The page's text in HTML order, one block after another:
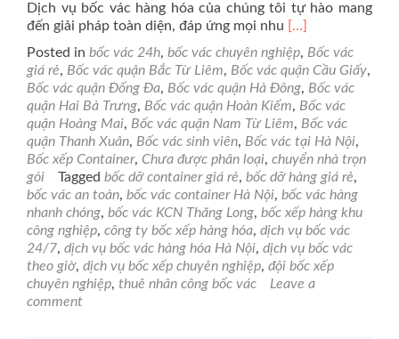
Dịch vụ bốc vác hàng hóa của chúng tôi tự hào mang
đến giải pháp toàn diện, đáp ứng mọi nhu Read
about
Dịch
vụ
bốc
vác
hàng
hóa
chuyên
nghiệp
tại
các
Khu
công
nghiệp
[…]
Posted in bốc vác 24h, bốc vác chuyên nghiệp, Bốc vác
giá rẻ, Bốc vác quận Bắc Từ Liêm, Bốc vác quận Cầu Giấy,
Bốc vác quận Đống Đa, Bốc vác quận Hà Đông, Bốc vác
quận Hai Bà Trưng, Bốc vác quận Hoàn Kiếm, Bốc vác
quận Hoàng Mai, Bốc vác quận Nam Từ Liêm, Bốc vác
quận Thanh Xuân, Bốc vác sinh viên, Bốc vác tại Hà Nội,
Bốc xếp Container, Chưa được phân loại, chuyển nhà trọn
gói
Tagged bốc dỡ container giá rẻ, bốc dỡ hàng giá rẻ,
bốc vác an toàn, bốc vác container Hà Nội, bốc vác hàng
nhanh chóng, bốc vác KCN Thăng Long, bốc xếp hàng khu
công nghiệp, công ty bốc xếp hàng hóa, dịch vụ bốc vác
24/7, dịch vụ bốc vác hàng hóa Hà Nội, dịch vụ bốc vác
theo giờ, dịch vụ bốc xếp chuyên nghiệp, đội bốc xếp
chuyên nghiệp, thuê nhân công bốc vác
Leave a
comment